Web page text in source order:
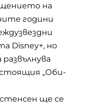
на
години
Disney+, но
„Оби-
ще се